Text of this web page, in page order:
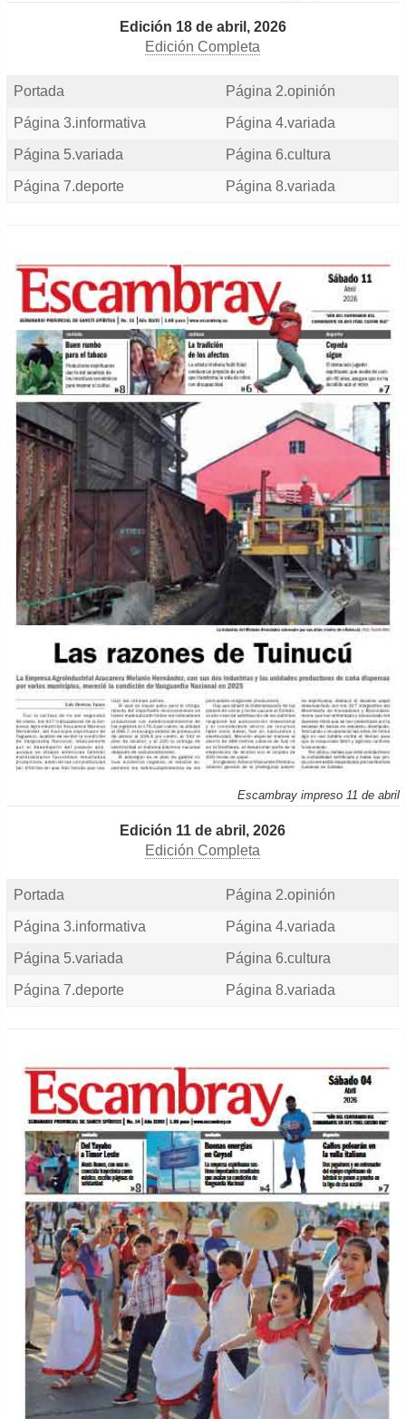
Edición 18 de abril, 2026
Edición Completa
Portada Página 2.opinión
Página 3.informativa Página 4.variada
Página 5.variada Página 6.cultura
Página 7.deporte Página 8.variada
Escambray impreso 11 de abril
Edición 11 de abril, 2026
Edición Completa
Portada Página 2.opinión
Página 3.informativa Página 4.variada
Página 5.variada Página 6.cultura
Página 7.deporte Página 8.variada